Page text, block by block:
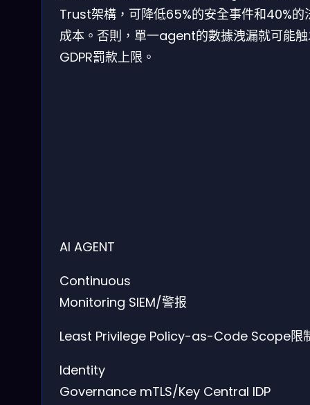
Trust架構，可降低65%的安全事件和40%的
成本。否則，單一agent的數據洩漏就可能
GDPR罰款上限。
AI AGENT
Continuous
Monitoring SIEM/警报
Least Privilege Policy-as-Code Scope限
Identity
Governance mTLS/Key Central IDP